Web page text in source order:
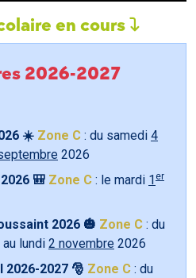
en cours
2026-2027
☀️ Zone C : du samedi 4
2026
🎒 Zone C : le mardi 1 er
2026 🎃 Zone C : du
au lundi 2 novembre 2026
2026-2027 🎅 Zone C : du